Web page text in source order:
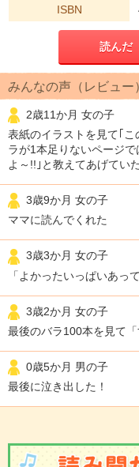
ISBN
読んだ
みんなの声（レビュー）
2歳11か月 女の子
表紙のイラストを見て｢
ラが1本足りないページ
よ～!!｣と教えてあげていた
3歳9か月 女の子
ママに読んでくれた
3歳3か月 女の子
「よかったいっぱいあって
3歳2か月 女の子
最後のバラ100本を見て
0歳5か月 男の子
最後に泣き出した！